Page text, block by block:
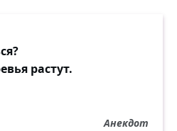
растут.
Анекдот